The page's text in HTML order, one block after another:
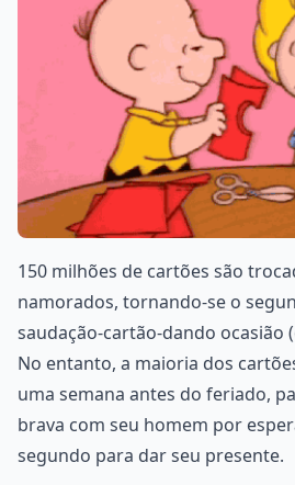
150 milhões de cartões são
namorados, tornando-se o
saudação-cartão-dando ocasião
No entanto, a maioria dos
uma semana antes do feriado,
brava com seu homem por
segundo para dar seu presente.